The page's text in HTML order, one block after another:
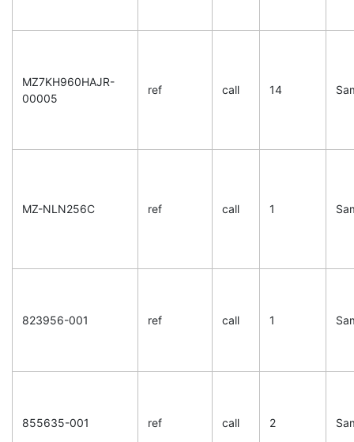
MZ7KH960HAJR-
00005
ref call 14
MZ-NLN256C ref call 1
823956-001 ref call 1
855635-001 ref call 2